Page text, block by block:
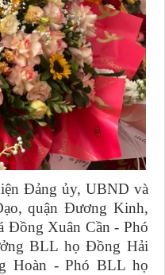
Đảng ủy, UBND và
quận Đương Kinh,
Đồng Xuân Cần - Phó
BLL họ Đồng Hải
Hoàn - Phó BLL họ